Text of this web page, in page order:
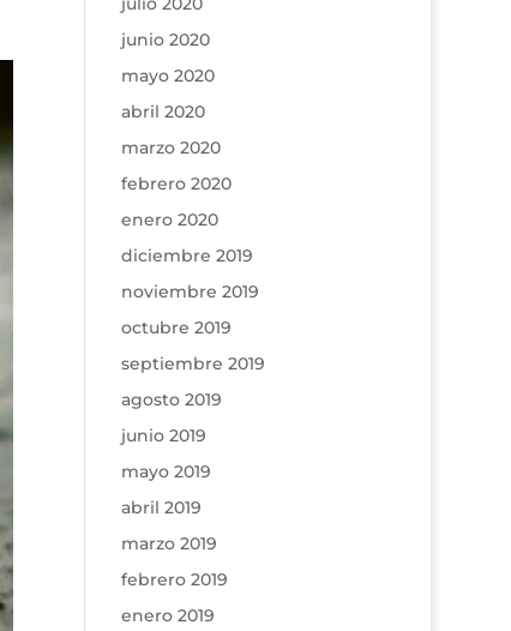
junio 2020
mayo 2020
abril 2020
marzo 2020
febrero 2020
enero 2020
diciembre 2019
noviembre 2019
octubre 2019
septiembre 2019
agosto 2019
junio 2019
mayo 2019
abril 2019
marzo 2019
febrero 2019
enero 2019